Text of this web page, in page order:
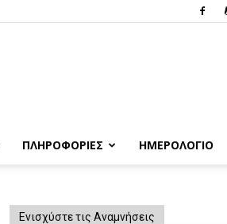
ΠΛΗΡΟΦΟΡΙΕΣ ΗΜΕΡΟΛΟΓΙΟ
Ενισχύστε τις Αναμνήσεις